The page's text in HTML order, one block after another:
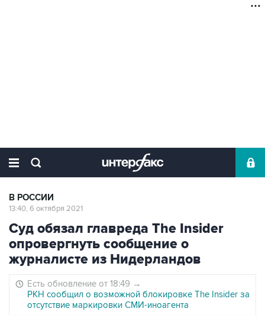
В РОССИИ
13:40, 6 октября 2021
Суд обязал главреда The Insider
опровергнуть сообщение о
журналисте из Нидерландов
Есть обновление от 18:49 →
РКН сообщил о возможной блокировке The Insider за
отсутствие маркировки СМИ-иноагента